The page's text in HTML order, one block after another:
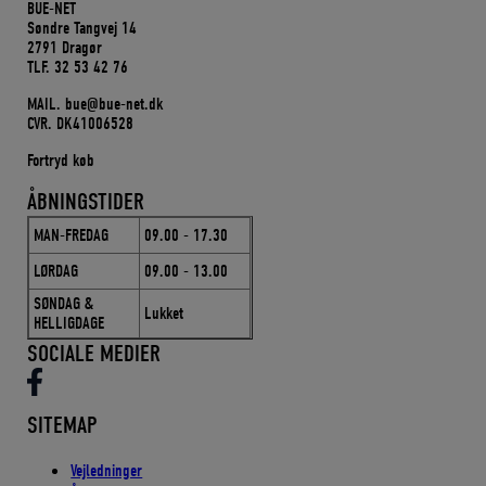
BUE-NET
Søndre Tangvej 14
2791 Dragør
TLF. 32 53 42 76
MAIL. bue@bue-net.dk
CVR. DK41006528
Fortryd køb
ÅBNINGSTIDER
MAN-FREDAG
09.00 - 17.30
LØRDAG
09.00 - 13.00
SØNDAG &
HELLIGDAGE
Lukket
SOCIALE MEDIER
SITEMAP
Vejledninger